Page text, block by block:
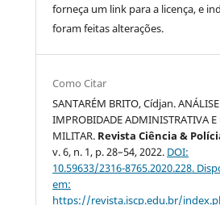
forneça um link para a licença, e
foram feitas alterações.
Como Citar
SANTARÉM BRITO, Cídjan.
IMPROBIDADE ADMINISTRATIVA
MILITAR. Revista Ciência &
v. 6, n. 1, p. 28–54, 2022. DOI:
10.59633/2316-8765.2020.228.
em:
https://revista.iscp.edu.br/